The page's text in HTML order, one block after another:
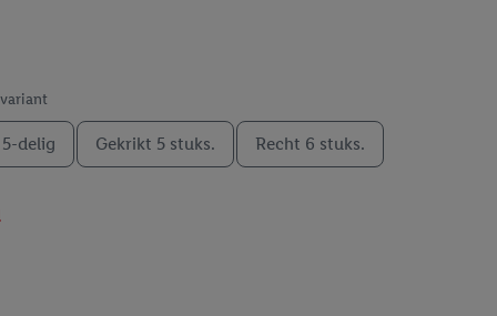
delig Gekrikt 5 stuks. Recht 6 stuks.